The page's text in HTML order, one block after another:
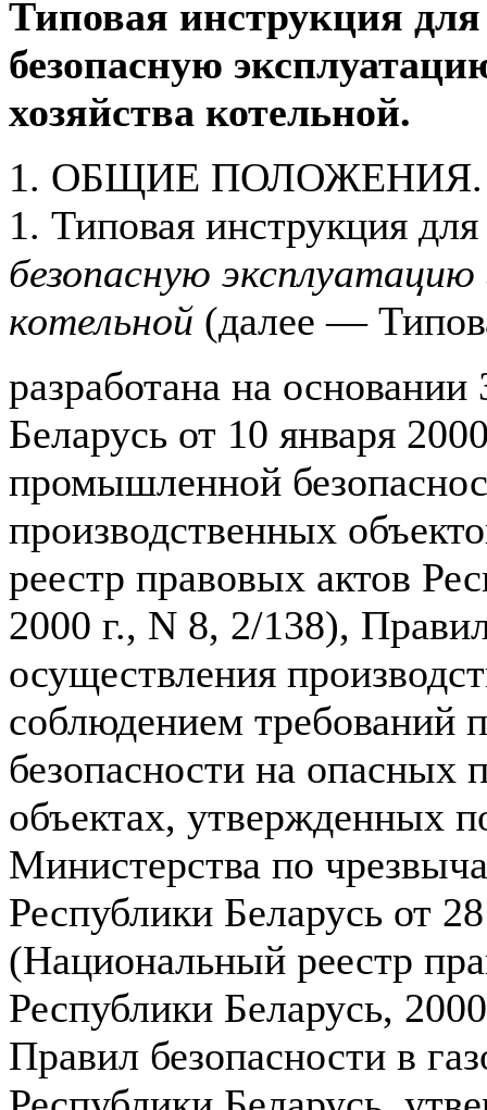
Типовая инструкция для
безопасную
хозяйства котельной.
1. ОБЩИЕ ПОЛОЖЕНИЯ.
1. Типовая инструкция
безопасную эксплуатацию
котельной (далее —
разработана на основании
Беларусь от 10 января
промышленной
производственных
реестр правовых актов
2000 г., N 8, 2/138),
осуществления
соблюдением требований
безопасности на опасных
объектах, утвержденных
Министерства по
Республики Беларусь от
(Национальный реестр
Республики Беларусь,
Правил безопасности в